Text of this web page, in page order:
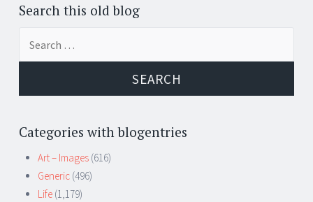
Search this old blog
Categories with blogentries
Art – Images (616)
Generic (496)
Life (1,179)